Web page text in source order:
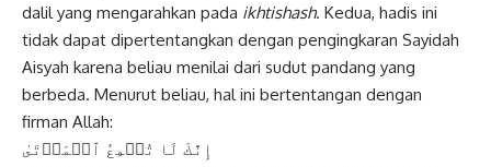
dalil yang mengarahkan pada ikhtishash. Kedua, hadis ini
tidak dapat dipertentangkan dengan pengingkaran Sayidah
Aisyah karena beliau menilai dari sudut pandang yang
berbeda. Menurut beliau, hal ini bertentangan dengan
firman Allah:
إِنَّكَ لَا تُسۡمِعُ ٱلۡمَوۡتَىٰ